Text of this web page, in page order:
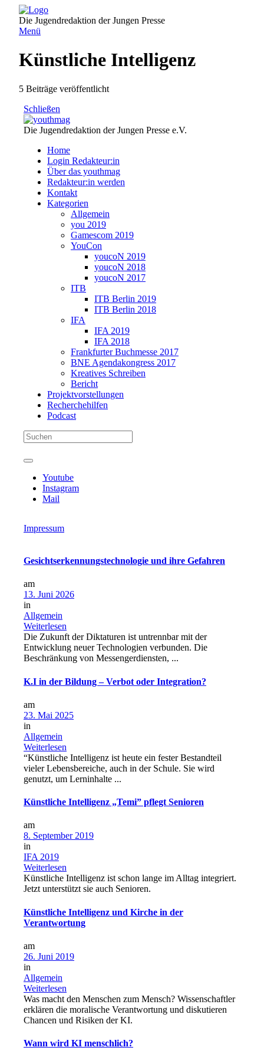
Direkt
zum
Inhalt
Die Jugendredaktion der Jungen Presse
Menü
Künstliche Intelligenz
5 Beiträge veröffentlicht
Schließen
Die Jugendredaktion der Jungen Presse e.V.
Home
Login Redakteur:in
Über das youthmag
Redakteur:in werden
Kontakt
Kategorien
Allgemein
you 2019
Gamescom 2019
YouCon
youcoN 2019
youcoN 2018
youcoN 2017
ITB
ITB Berlin 2019
ITB Berlin 2018
IFA
IFA 2019
IFA 2018
Frankfurter Buchmesse 2017
BNE Agendakongress 2017
Kreatives Schreiben
Bericht
Projektvorstellungen
Recherchehilfen
Podcast
Youtube
Instagram
Mail
Impressum
Gesichtserkennungstechnologie und ihre Gefahren
am
13. Juni 2026
in
Allgemein
Weiterlesen
Die Zukunft der Diktaturen ist untrennbar mit der
Entwicklung neuer Technologien verbunden. Die
Beschränkung von Messengerdiensten, ...
K.I in der Bildung – Verbot oder Integration?
am
23. Mai 2025
in
Allgemein
Weiterlesen
“Künstliche Intelligenz ist heute ein fester Bestandteil
vieler Lebensbereiche, auch in der Schule. Sie wird
genutzt, um Lerninhalte ...
Künstliche Intelligenz „Temi” pflegt Senioren
am
8. September 2019
in
IFA 2019
Weiterlesen
Künstliche Intelligenz ist schon lange im Alltag integriert.
Jetzt unterstützt sie auch Senioren.
Künstliche Intelligenz und Kirche in der
Verantwortung
am
26. Juni 2019
in
Allgemein
Weiterlesen
Was macht den Menschen zum Mensch? Wissenschaftler
erklären die moralische Verantwortung und diskutieren
Chancen und Risiken der KI.
Wann wird KI menschlich?